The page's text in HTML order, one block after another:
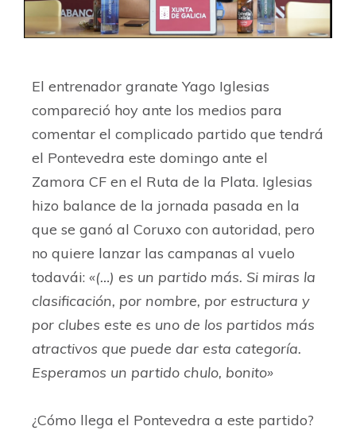
El entrenador granate Yago Iglesias
compareció hoy ante los medios para
comentar el complicado partido que tendrá
el Pontevedra este domingo ante el
Zamora CF en el Ruta de la Plata. Iglesias
hizo balance de la jornada pasada en la
que se ganó al Coruxo con autoridad, pero
no quiere lanzar las campanas al vuelo
todavái: «(…) es un partido más. Si miras la
clasificación, por nombre, por estructura y
por clubes este es uno de los partidos más
atractivos que puede dar esta categoría.
Esperamos un partido chulo, bonito»
¿Cómo llega el Pontevedra a este partido?